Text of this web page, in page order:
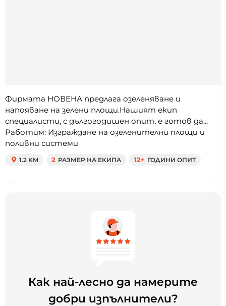
Фирмата НОВЕНА предлага озеленяване и
напояване на зелени площи.Нашият екип
специалисти, с дългогодишен опит, е готов да...
Работим: Изграждане на озеленителни площи и
поливни системи
1.2 KM 2 РАЗМЕР НА ЕКИПА 12+ ГОДИНИ ОПИТ
Как най-лесно да намерите
добри изпълнители?